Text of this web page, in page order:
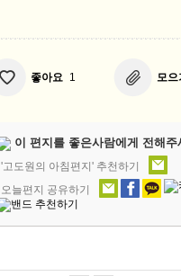
좋아요 1 모으
이 편지를 좋은사람에게 전해주
'고도원의 아침편지' 추천하기
오늘편지 공유하기